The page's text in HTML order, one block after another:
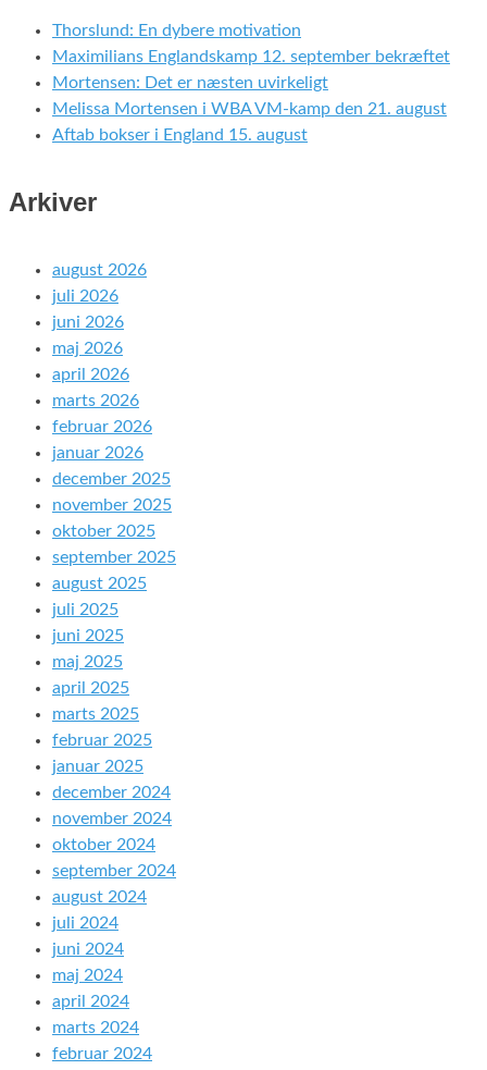
Thorslund: En dybere motivation
Maximilians Englandskamp 12. september bekræftet
Mortensen: Det er næsten uvirkeligt
Melissa Mortensen i WBA VM-kamp den 21. august
Aftab bokser i England 15. august
Arkiver
august 2026
juli 2026
juni 2026
maj 2026
april 2026
marts 2026
februar 2026
januar 2026
december 2025
november 2025
oktober 2025
september 2025
august 2025
juli 2025
juni 2025
maj 2025
april 2025
marts 2025
februar 2025
januar 2025
december 2024
november 2024
oktober 2024
september 2024
august 2024
juli 2024
juni 2024
maj 2024
april 2024
marts 2024
februar 2024